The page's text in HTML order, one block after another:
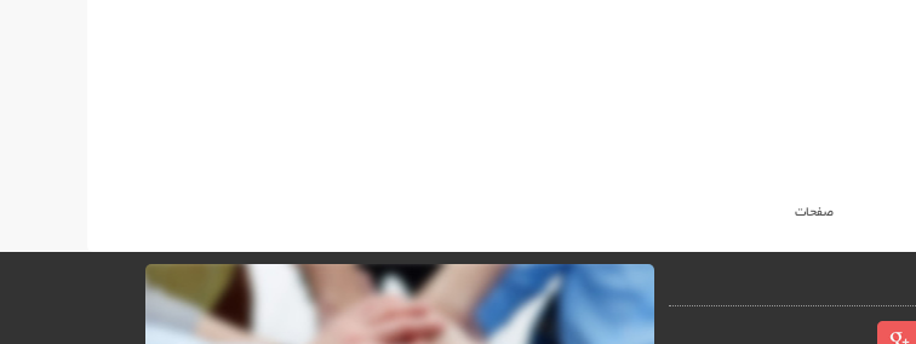
صفحات